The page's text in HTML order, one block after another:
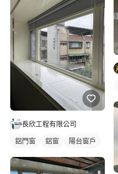
長欣工程有限公司
鋁門窗 鋁窗 陽台窗戶